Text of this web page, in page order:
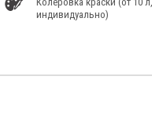
индивидуально)